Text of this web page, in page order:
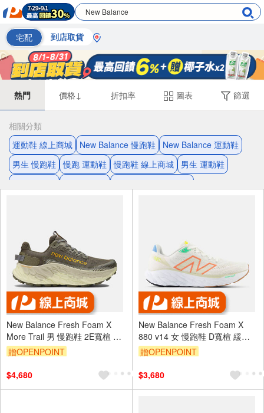
宅配 到店取貨
熱門 價格↓ 折扣率 圖表 篩選
相關分類
運動鞋 線上商城
New Balance 慢跑鞋
New Balance 運動鞋
男生 慢跑鞋 慢跑 運動鞋 慢跑鞋 線上商城
男生 運動鞋
New Balance Fresh Foam X
More Trail 男 慢跑鞋 2E寬楦 綠
[MTMORCA3]
贈OPENPOINT
$4,680
New Balance Fresh Foam X
880 v14 女 慢跑鞋 D寬楦 緩震
奶白 橘 [W880R14]
贈OPENPOINT
$3,680